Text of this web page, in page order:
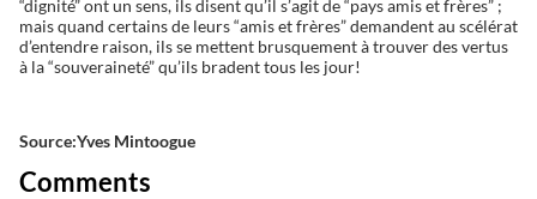
“dignité” ont un sens, ils disent qu’il s’agit de “pays amis et frères” ;
mais quand certains de leurs “amis et frères” demandent au scélérat
d’entendre raison, ils se mettent brusquement à trouver des vertus
à la “souveraineté” qu’ils bradent tous les jour!
Source:Yves Mintoogue
Comments